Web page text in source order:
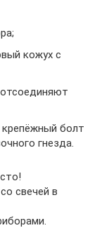
кожух с
болт
гнезда.
свечей в